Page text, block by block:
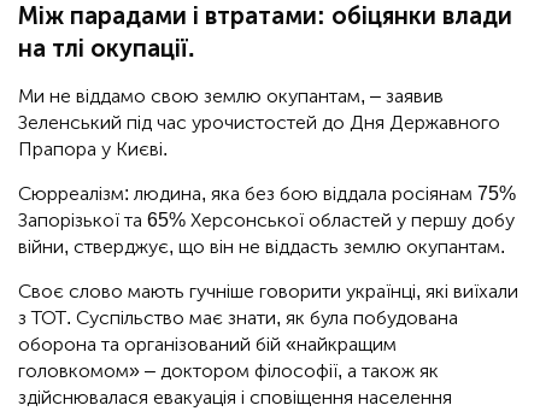
Між парадами і втратами: обіцянки влади
на тлі окупації.
Ми не віддамо свою землю окупантам, – заявив
Зеленський під час урочистостей до Дня Державного
Прапора у Києві.
Сюрреалізм: людина, яка без бою віддала росіянам 75%
Запорізької та 65% Херсонської областей у першу добу
війни, стверджує, що він не віддасть землю окупантам.
Своє слово мають гучніше говорити українці, які виїхали
з ТОТ. Суспільство має знати, як була побудована
оборона та організований бій «найкращим
головкомом» – доктором філософії, а також як
здійснювалася евакуація і сповіщення населення